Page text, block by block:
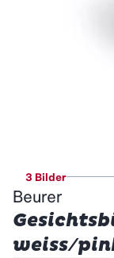
3 Bilder
Beurer
weiss/